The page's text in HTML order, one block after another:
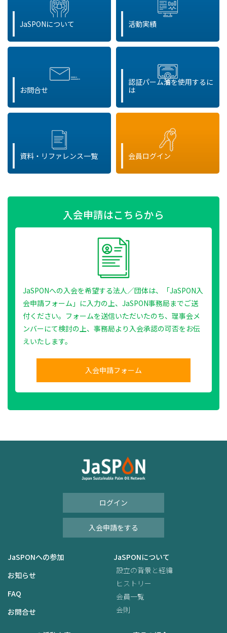
JaSPONについて 活動実績
お問合せ
認証パーム油を使用するに
は
資料・リファレンス一覧 会員ログイン
入会申請はこちらから
JaSPONへの入会を希望する法人／団体は、「JaSPON入
会申請フォーム」に入力の上、JaSPON事務局までご送
付ください。フォームを送信いただいたのち、理事会メ
ンバーにて検討の上、事務局より入会承認の可否をお伝
えいたします。
入会申請フォーム
ログイン
入会申請をする
JaSPONへの参加
お知らせ
FAQ
お問合せ
JaSPONについて
設立の背景と経緯
ヒストリー
会員一覧
会則